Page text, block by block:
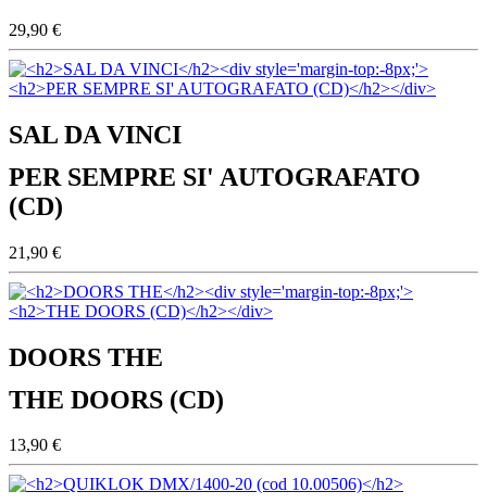
29,90 €
SAL DA VINCI
PER SEMPRE SI' AUTOGRAFATO
(CD)
21,90 €
DOORS THE
THE DOORS (CD)
13,90 €